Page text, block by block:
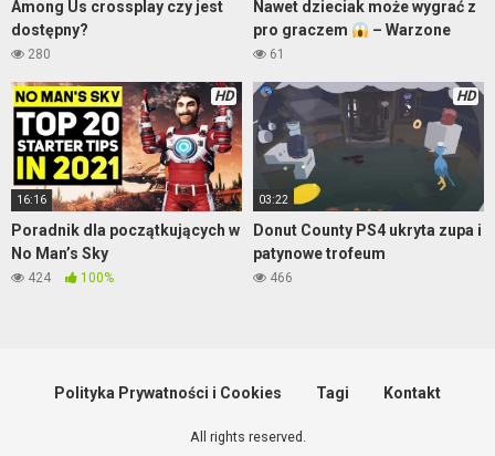
Among Us crossplay czy jest
dostępny?
280
Nawet dzieciak może wygrać z
pro graczem
– Warzone
61
HD
16:16
Poradnik dla początkujących w
No Man’s Sky
424 100%
HD
03:22
Donut County PS4 ukryta zupa i
patynowe trofeum
466
Polityka Prywatności i Cookies Tagi Kontakt
All rights reserved.